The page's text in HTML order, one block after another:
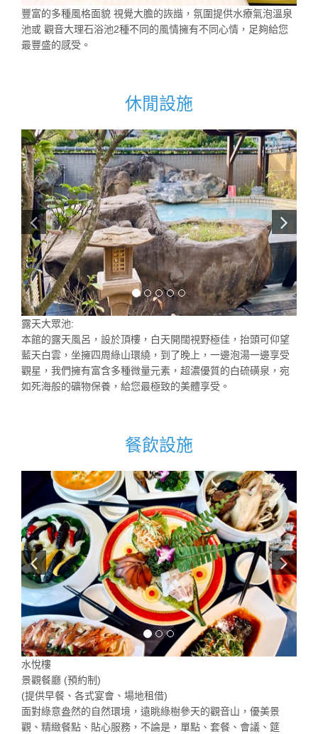
豐富的多種風格面貌 視覺大膽的詼諧，氛圍提供水療氣泡溫泉
池或 觀音大理石浴池2種不同的風情擁有不同心情，足夠給您
最豐盛的感受。
休閒設施
露天大眾池:
本館的露天風呂，設於頂樓，白天開闊視野極佳，抬頭可仰望
藍天白雲，坐擁四周綠山環繞，到了晚上，一邊泡湯一邊享受
觀星，我們擁有富含多種微量元素，超濃優質的白硫磺泉，宛
如死海般的礦物保養，給您最極致的美體享受。
餐飲設施
水悅樓
景觀餐廳 (預約制)
(提供早餐、各式宴會、場地租借)
面對綠意盎然的自然環境，遠眺綠樹參天的觀音山，優美景
觀、精緻餐點、貼心服務，不論是，單點、套餐、會議、筵